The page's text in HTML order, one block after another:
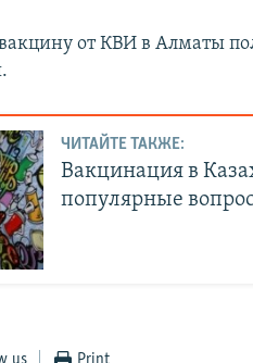
от КВИ в Алматы
ЧИТАЙТЕ ТАКЖЕ:
Вакцинация в
популярные